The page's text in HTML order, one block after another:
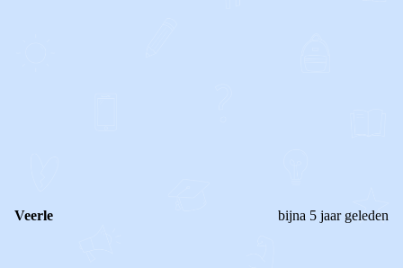
Veerle bijna 5 jaar geleden